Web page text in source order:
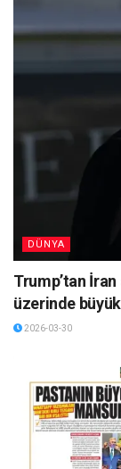
DÜNYA
Trump’tan
üzerinde
2026-03-30